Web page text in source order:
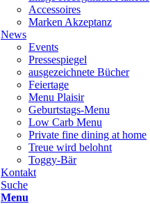
Accessoires
Marken Akzeptanz
News
Events
Pressespiegel
ausgezeichnete Bücher
Feiertage
Menu Plaisir
Geburtstags-Menu
Low Carb Menu
Private fine dining at home
Treue wird belohnt
Toggy-Bär
Kontakt
Suche
Menu